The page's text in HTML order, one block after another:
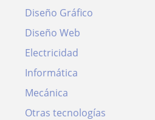
Diseño Gráfico
Diseño Web
Electricidad
Informática
Mecánica
Otras tecnologías